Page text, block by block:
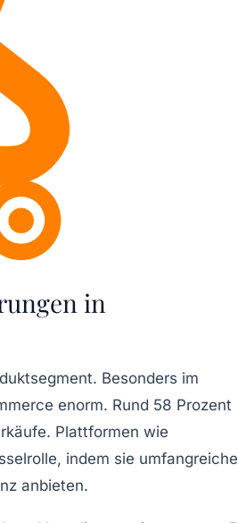
in
Besonders im
enorm. Rund 58 Prozent
Plattformen wie
indem sie umfangreiche
anbieten.